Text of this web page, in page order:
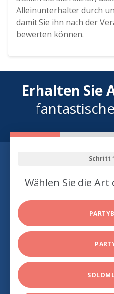
Alleinunterhalter durch
damit Sie ihn nach der
bewerten können.
Erhalten Sie
Schritt 1
Wählen Sie die